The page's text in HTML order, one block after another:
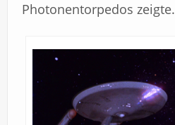
Photonentorpedos zeigte.